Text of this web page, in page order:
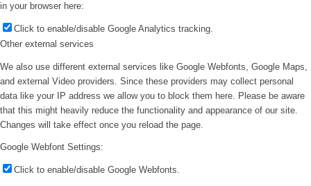
in your browser here:
Click to enable/disable Google Analytics tracking.
Other external services
We also use different external services like Google Webfonts, Google Maps,
and external Video providers. Since these providers may collect personal
data like your IP address we allow you to block them here. Please be aware
that this might heavily reduce the functionality and appearance of our site.
Changes will take effect once you reload the page.
Google Webfont Settings:
Click to enable/disable Google Webfonts.